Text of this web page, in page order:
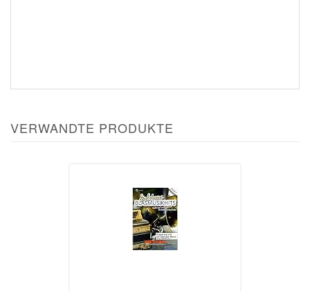
VERWANDTE PRODUKTE